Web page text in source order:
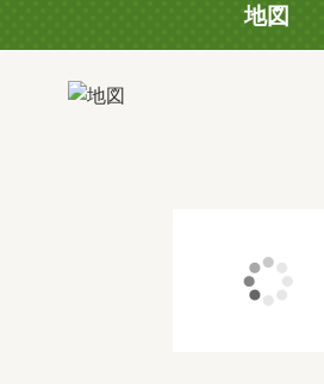
地図